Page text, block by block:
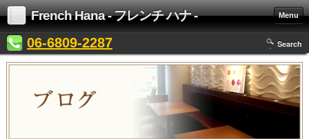
French Hana - フレンチ ハナ - Menu
06-6809-2287 Search